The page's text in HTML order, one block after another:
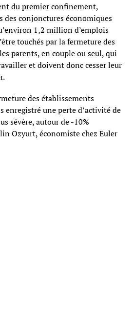
du premier confinement,
des conjonctures économiques
1,2 million d’emplois
touchés par la fermeture des
parents, en couple ou seul, qui
et doivent donc cesser leur
des établissements
enregistré une perte d’activité de
sévère, autour de -10%
Ozyurt, économiste chez Euler